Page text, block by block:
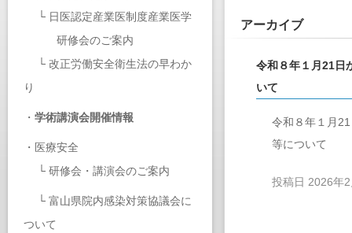
└ 日医認定産業医制度産業医学
研修会のご案内
└ 改正労働安全衛生法の早わか
り
・ 学術講演会開催情報
・ 医療安全
└ 研修会・講演会のご案内
└ 富山県院内感染対策協議会に
ついて
アーカイブ
令和８年１月21日
いて
令和８年１月
等について
投稿日 2026年